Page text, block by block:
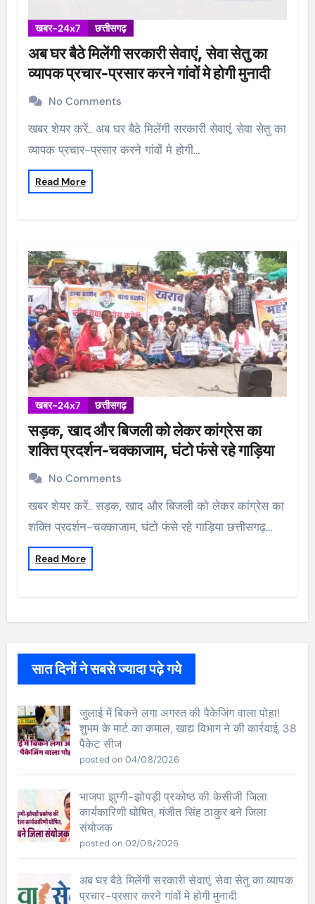
खबर-24x7 छत्तीसगढ़
अब घर बैठे मिलेंगी सरकारी सेवाएं, सेवा सेतु का
व्यापक प्रचार-प्रसार करने गांवों मे होगी मुनादी
No Comments
खबर शेयर करें.. अब घर बैठे मिलेंगी सरकारी सेवाएं, सेवा सेतु का
व्यापक प्रचार-प्रसार करने गांवों मे होगी…
Read More
खबर-24x7 छत्तीसगढ़
सड़क, खाद और बिजली को लेकर कांग्रेस का
शक्ति प्रदर्शन-चक्काजाम, घंटो फंसे रहे गाड़िया
No Comments
खबर शेयर करें.. सड़क, खाद और बिजली को लेकर कांग्रेस का
शक्ति प्रदर्शन-चक्काजाम, घंटो फंसे रहे गाड़िया छत्तीसगढ़…
Read More
सात दिनों ने सबसे ज्यादा पढ़े गये
जुलाई में बिकने लगा अगस्त की पैकेजिंग वाला पोहा!
शुभम के मार्ट का कमाल, खाद्य विभाग ने की कार्रवाई, 38
पैकेट सीज
posted on 04/08/2026
भाजपा झुग्गी-झोपड़ी प्रकोष्ठ की केसीजी जिला
कार्यकारिणी घोषित, मंजीत सिंह ठाकुर बने जिला
संयोजक
posted on 02/08/2026
अब घर बैठे मिलेंगी सरकारी सेवाएं, सेवा सेतु का व्यापक
प्रचार-प्रसार करने गांवों मे होगी मुनादी